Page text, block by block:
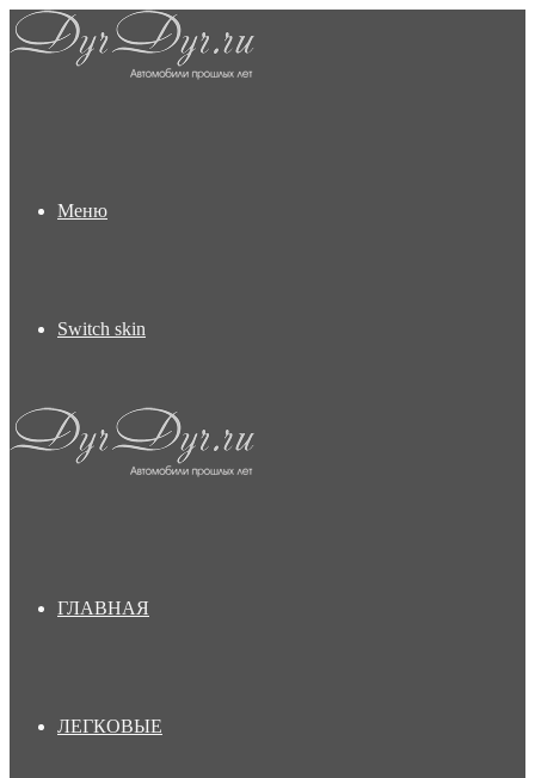
Меню
Switch skin
ГЛАВНАЯ
ЛЕГКОВЫЕ